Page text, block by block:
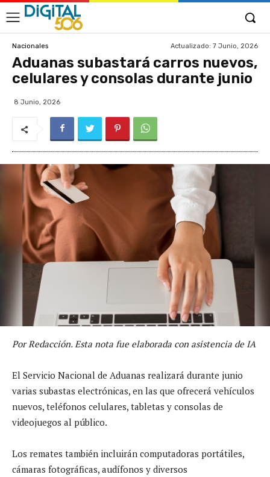
Nacionales Actualizado: 7 Junio, 2026
Aduanas subastará carros nuevos,
celulares y consolas durante junio
8 Junio, 2026
Por Redacción. Esta nota fue elaborada con asistencia de IA
El Servicio Nacional de Aduanas realizará durante junio
varias subastas electrónicas, en las que ofrecerá vehículos
nuevos, teléfonos celulares, tabletas y consolas de
videojuegos al público.
Los remates también incluirán computadoras portátiles,
cámaras fotográficas, audífonos y diversos